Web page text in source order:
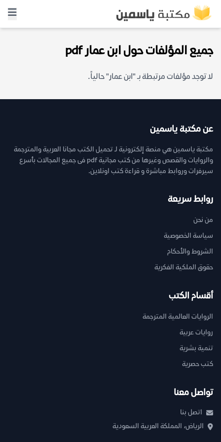
جميع المؤلفات حول ابن عمار pdf
لا توجد مؤلفات مرتبطة بـ "ابن عمار" حالياً.
عن مكتبة ياسمين
مكتبة ياسمين هي منصة إلكترونية لـ تحميل الكتب مجانا العربية والمترجمة
والروايات والقصص وغيرها من كتب مجانية pdf فى جميع المجالات بأسرع
سيرفرات وروابط مباشرة و قراءة كتب اونلاين.
روابط سريعة
من نحن
سياسة الخصوصية
الشروط والأحكام
حقوق الملكية الفكرية
أقسام الكتب
الروايات العالمية المترجمة
روايات عربية
تنمية بشرية
كتب حصرية
تواصل معنا
اتصل بنا
الرياض، المملكة العربية السعودية